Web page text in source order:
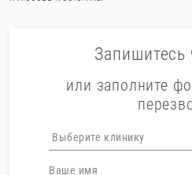
Запишитесь
или заполните